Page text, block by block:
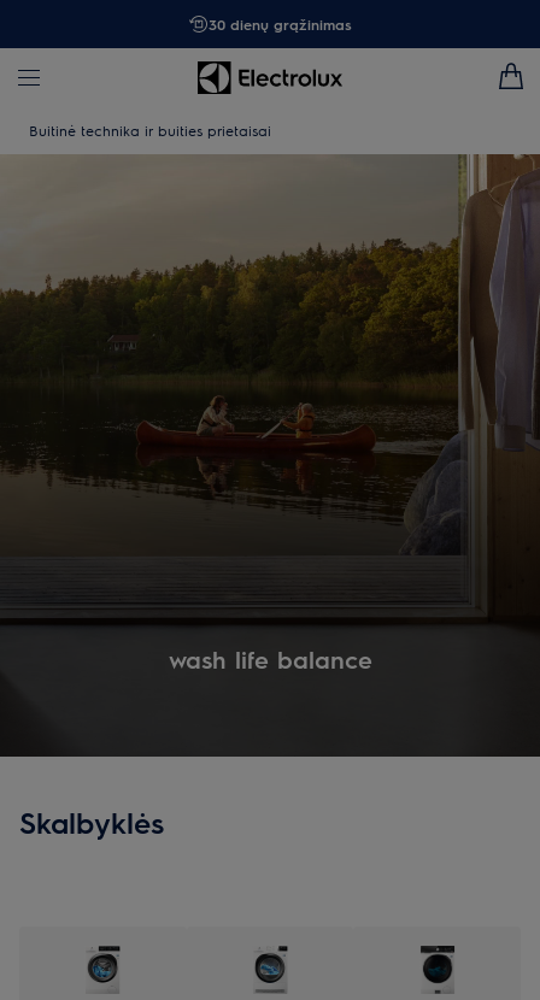
30 dienų grąžinimas
Buitinė technika ir buities prietaisai
wash life balance
Skalbyklės